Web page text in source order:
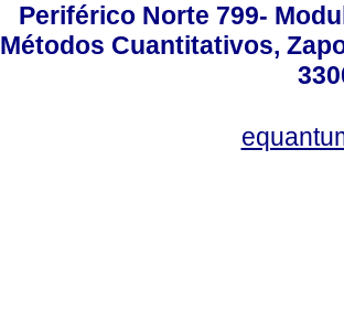
Periférico Norte 799-
Métodos Cuantitativos,